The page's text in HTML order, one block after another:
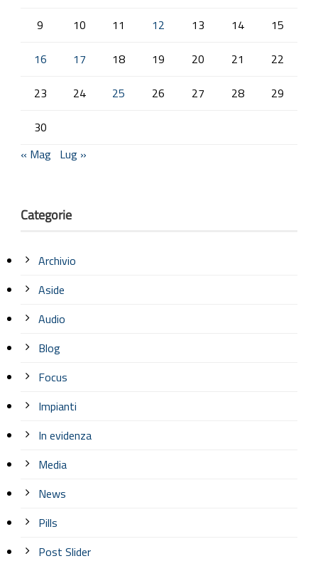
9
10 11 12 13 14
15
16
17 18 19 20 21
22
23
24 25 26 27 28
29
30
« Mag Lug »
Categorie
Archivio
Aside
Audio
Blog
Focus
Impianti
In evidenza
Media
News
Pills
Post Slider